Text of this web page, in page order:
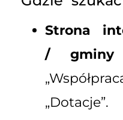
Strona
/ gminy
„Dotacje”.